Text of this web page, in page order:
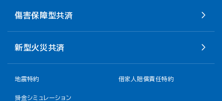
傷害保障型共済
新型火災共済
地震特約 借家人賠償責任特約
掛金シミュレーション